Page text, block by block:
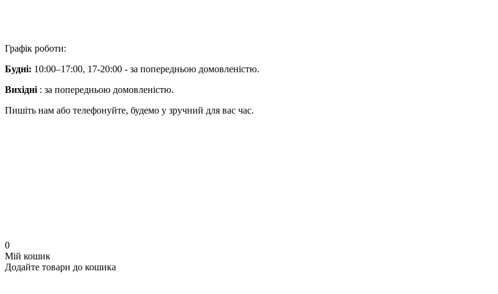
Графік роботи:
Будні: 10:00–17:00, 17-20:00 - за попередньою домовленістю.
Вихідні : за попередньою домовленістю.
Пишіть нам або телефонуйте, будемо у зручний для вас час.
0
Мій кошик
Додайте товари до кошика